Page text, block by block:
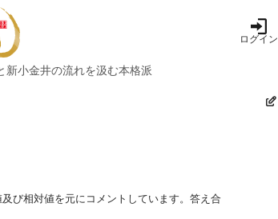
ログイン
新小金井の流れを汲む本格派
び相対値を元にコメントしています。答え合